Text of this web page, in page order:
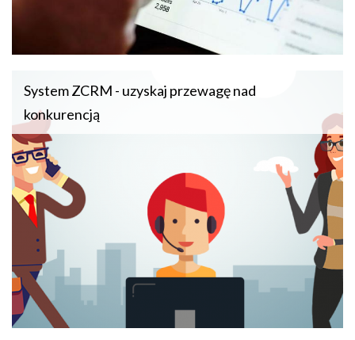
System ZCRM - uzyskaj przewagę nad
konkurencją